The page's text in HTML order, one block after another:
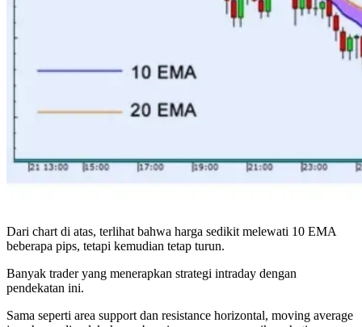
Dari chart di atas, terlihat bahwa harga sedikit melewati 10 EMA
beberapa pips, tetapi kemudian tetap turun.
Banyak trader yang menerapkan strategi intraday dengan
pendekatan ini.
Sama seperti area support dan resistance horizontal, moving average